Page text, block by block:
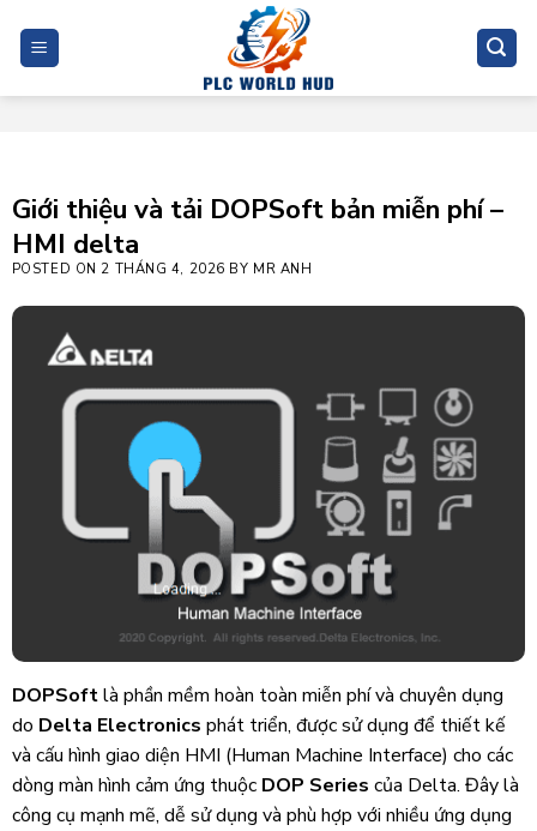
content
Giới thiệu và tải DOPSoft bản miễn phí –
HMI delta
POSTED ON 2 THÁNG 4, 2026 BY MR ANH
DOPSoftlà phần mềm hoàn toàn miễn phí và chuyên dụng
do Delta Electronics phát triển, được sử dụng để thiết kế
và cấu hình giao diện HMI (Human Machine Interface) cho các
dòng màn hình cảm ứng thuộc DOP Series của Delta. Đây là
công cụ mạnh mẽ, dễ sử dụng và phù hợp với nhiều ứng dụng